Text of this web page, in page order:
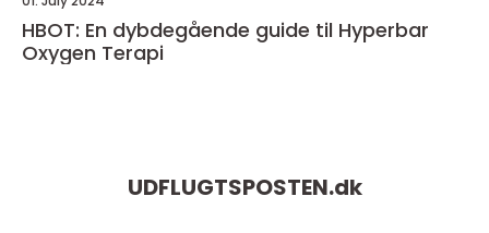
HBOT: En dybdegående guide til Hyperbar
Oxygen Terapi
UDFLUGTSPOSTEN.dk